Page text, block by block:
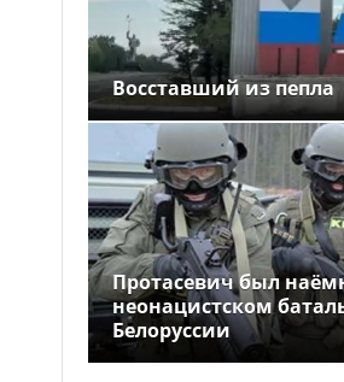
Восставший из пепла
Протасевич был
неонацистском
Белоруссии